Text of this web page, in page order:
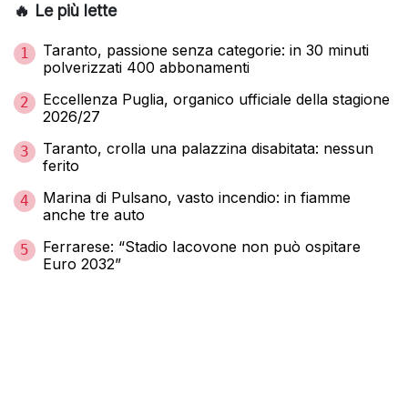
🔥 Le più lette
1
Taranto, passione senza categorie: in 30 minuti
polverizzati 400 abbonamenti
2
Eccellenza Puglia, organico ufficiale della stagione
2026/27
3
Taranto, crolla una palazzina disabitata: nessun
ferito
4
Marina di Pulsano, vasto incendio: in fiamme
anche tre auto
5
Ferrarese: “Stadio Iacovone non può ospitare
Euro 2032”